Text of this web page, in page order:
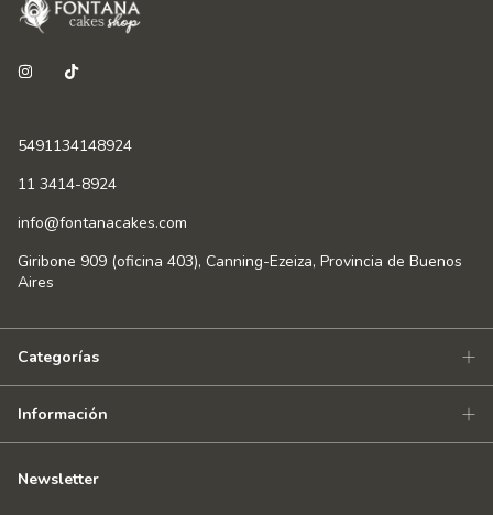
5491134148924
11 3414-8924
info@fontanacakes.com
Giribone 909 (oficina 403), Canning-Ezeiza, Provincia de Buenos
Aires
Categorías
Información
Newsletter